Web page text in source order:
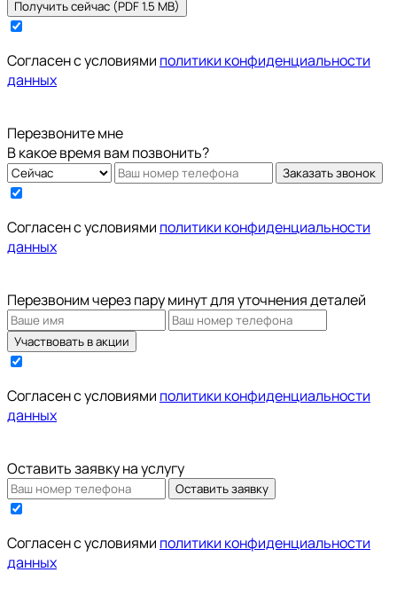
Получить сейчас (PDF 1.5 MB)
Cогласен с условиями политики конфиденциальности
данных
Перезвоните мне
В какое время вам позвонить?
Заказать звонок
Cогласен с условиями политики конфиденциальности
данных
Перезвоним через пару минут для уточнения деталей
Участвовать в акции
Cогласен с условиями политики конфиденциальности
данных
Оставить заявку на услугу
Оставить заявку
Cогласен с условиями политики конфиденциальности
данных